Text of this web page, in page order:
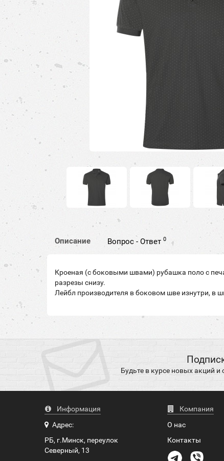
Описание Вопрос - Ответ0
Кроеная (с боковыми швами) рубашка поло с
разрезы снизу.
Лейбл производителя в боковом шве изнутри, в
Будьте в курсе новых акций
Информация
Адрес:
РБ, г.Минск, переулок
Северный, 13
Компания
О нас
Контакты